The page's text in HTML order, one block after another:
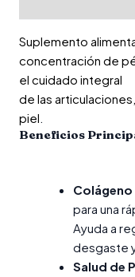
Suplemento
concentración de
el cuidado integral
de las
piel
Beneficios
para una
Ayuda a
desgaste
Salud de